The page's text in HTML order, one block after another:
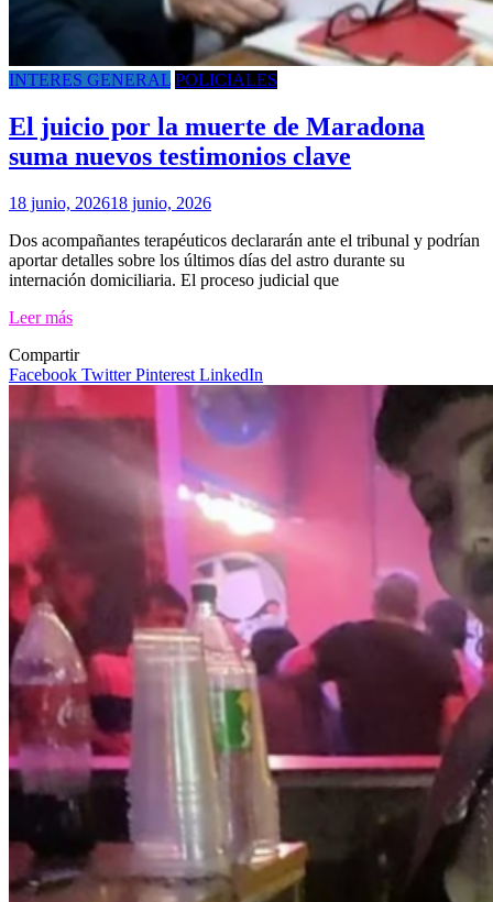
INTERES GENERAL POLICIALES
El juicio por la muerte de Maradona
suma nuevos testimonios clave
18 junio, 202618 junio, 2026
Dos acompañantes terapéuticos declararán ante el tribunal y podrían
aportar detalles sobre los últimos días del astro durante su
internación domiciliaria. El proceso judicial que
Leer más
Compartir
Facebook TwitterPinterest LinkedIn